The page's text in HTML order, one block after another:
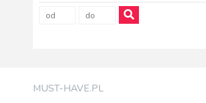
MUST-HAVE.PL